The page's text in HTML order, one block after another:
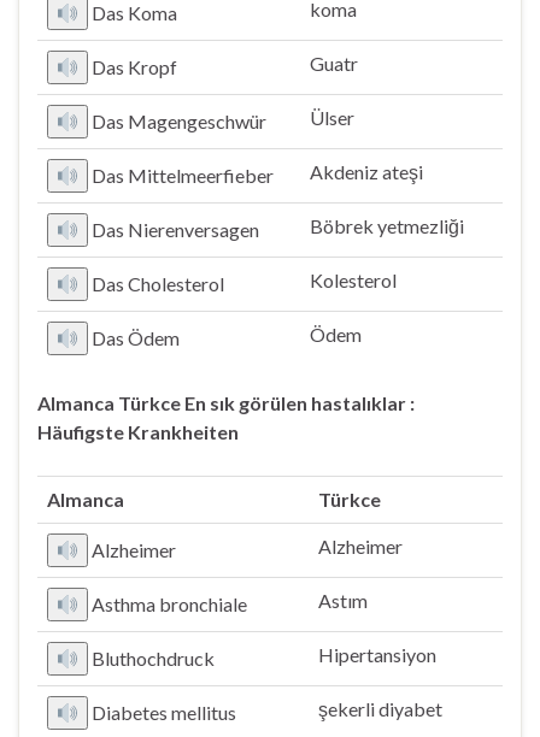
Das Koma koma
Das Kropf Guatr
Das Magengeschwür Ülser
Das Mittelmeerfieber Akdeniz ateşi
Das Nierenversagen Böbrek yetmezliği
Das Cholesterol Kolesterol
Das Ödem Ödem
Almanca Türkce En sık görülen hastalıklar :
Häufigste Krankheiten
Almanca Türkce
Alzheimer Alzheimer
Asthma bronchiale Astım
Bluthochdruck Hipertansiyon
Diabetes mellitus şekerli diyabet